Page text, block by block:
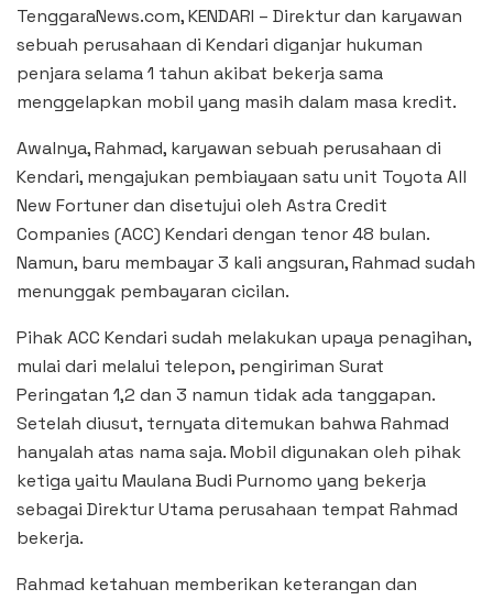
TenggaraNews.com, KENDARI – Direktur dan karyawan
sebuah perusahaan di Kendari diganjar hukuman
penjara selama 1 tahun akibat bekerja sama
menggelapkan mobil yang masih dalam masa kredit.
Awalnya, Rahmad, karyawan sebuah perusahaan di
Kendari, mengajukan pembiayaan satu unit Toyota All
New Fortuner dan disetujui oleh Astra Credit
Companies (ACC) Kendari dengan tenor 48 bulan.
Namun, baru membayar 3 kali angsuran, Rahmad sudah
menunggak pembayaran cicilan.
Pihak ACC Kendari sudah melakukan upaya penagihan,
mulai dari melalui telepon, pengiriman Surat
Peringatan 1,2 dan 3 namun tidak ada tanggapan.
Setelah diusut, ternyata ditemukan bahwa Rahmad
hanyalah atas nama saja. Mobil digunakan oleh pihak
ketiga yaitu Maulana Budi Purnomo yang bekerja
sebagai Direktur Utama perusahaan tempat Rahmad
bekerja.
Rahmad ketahuan memberikan keterangan dan